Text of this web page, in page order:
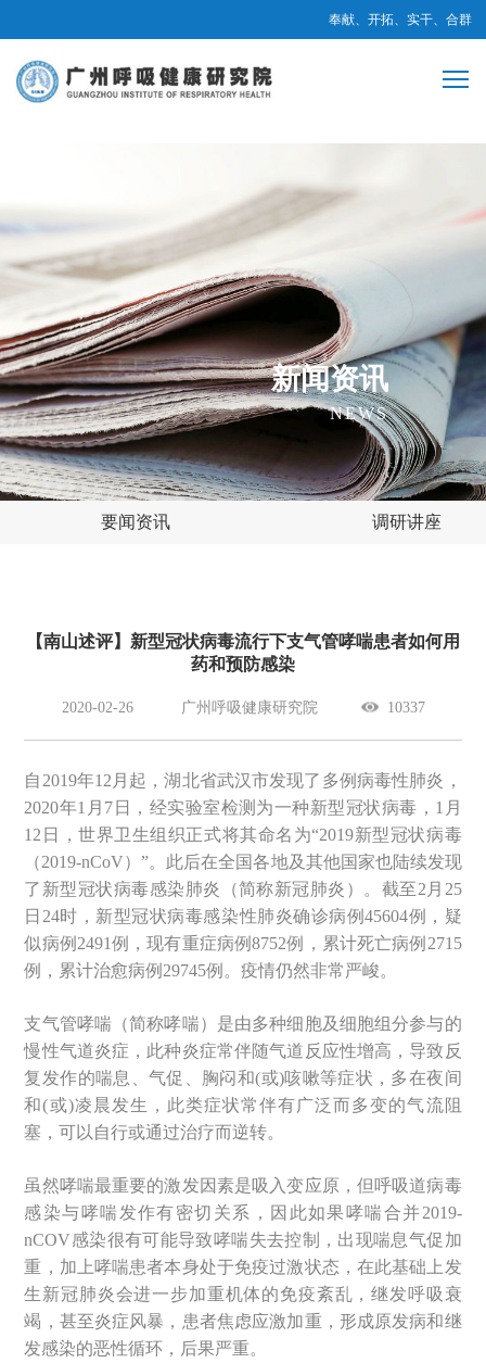
奉献、开拓、实干、合群
新闻资讯
NEWS
要闻资讯 调研讲座
【南山述评】新型冠状病毒流行下支气管哮喘患者如何用
药和预防感染
2020-02-26 广州呼吸健康研究院 10337
自2019年12月起，湖北省武汉市发现了多例病毒性肺炎，
2020年1月7日，经实验室检测为一种新型冠状病毒，1月
12日，世界卫生组织正式将其命名为“2019新型冠状病毒
（2019-nCoV）”。此后在全国各地及其他国家也陆续发现
了新型冠状病毒感染肺炎（简称新冠肺炎）。截至2月25
日24时，新型冠状病毒感染性肺炎确诊病例45604例，疑
似病例2491例，现有重症病例8752例，累计死亡病例2715
例，累计治愈病例29745例。疫情仍然非常严峻。
支气管哮喘（简称哮喘）是由多种细胞及细胞组分参与的
慢性气道炎症，此种炎症常伴随气道反应性增高，导致反
复发作的喘息、气促、胸闷和(或)咳嗽等症状，多在夜间
和(或)凌晨发生，此类症状常伴有广泛而多变的气流阻
塞，可以自行或通过治疗而逆转。
虽然哮喘最重要的激发因素是吸入变应原，但呼吸道病毒
感染与哮喘发作有密切关系，因此如果哮喘合并2019-
nCOV感染很有可能导致哮喘失去控制，出现喘息气促加
重，加上哮喘患者本身处于免疫过激状态，在此基础上发
生新冠肺炎会进一步加重机体的免疫紊乱，继发呼吸衰
竭，甚至炎症风暴，患者焦虑应激加重，形成原发病和继
发感染的恶性循环，后果严重。